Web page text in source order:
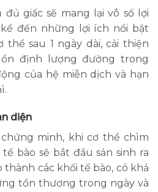
giấc sẽ mang lại vô số lợi
đến những lợi ích nổi bật
sau 1 ngày dài, cải thiện
định lượng đường trong
của hệ miễn dịch và hạn
diện
minh, khi cơ thể chìm
bào sẽ bắt đầu sản sinh ra
thành các khối tế bào, có khả
tổn thương trong ngày và